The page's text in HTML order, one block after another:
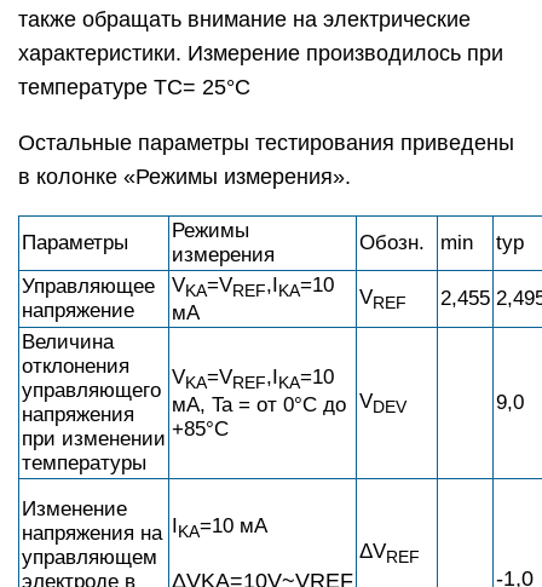
также обращать внимание на электрические
характеристики. Измерение производилось при
температуре TC= 25°C
Остальные параметры тестирования приведены
в колонке «Режимы измерения».
Параметры
Режимы
измерения
Обозн. min
typ
Управляющее
напряжение
VKA=VREF,I KA=10
мA
VREF 2,455
Величина
отклонения
управляющего
напряжения
при изменении
температуры
VKA=VREF,I KA=10
мA, Ta = от 0°C до
+85°C
VDEV 9,0
Изменение
напряжения на
управляющем
электроде в
KA=10 мA
ΔVKA=10V~VREF
ΔVREF
-1,0